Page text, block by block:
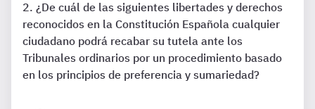
¿De cuál de las siguientes libertades y derechos
reconocidos en la Constitución Española cualquier
ciudadano podrá recabar su tutela ante los
Tribunales ordinarios por un procedimiento basado
en los principios de preferencia y sumariedad?